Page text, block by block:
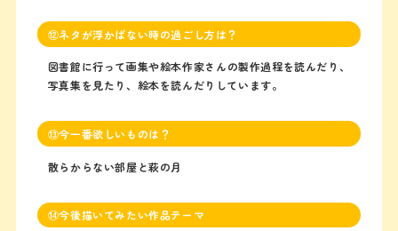
⑫ネタが浮かばない時の過ごし方は？
図書館に行って画集や絵本作家さんの製作過程を読んだり、
写真集を見たり、絵本を読んだりしています。
⑬今一番欲しいものは？
散らからない部屋と萩の月
⑭今後描いてみたい作品テーマ